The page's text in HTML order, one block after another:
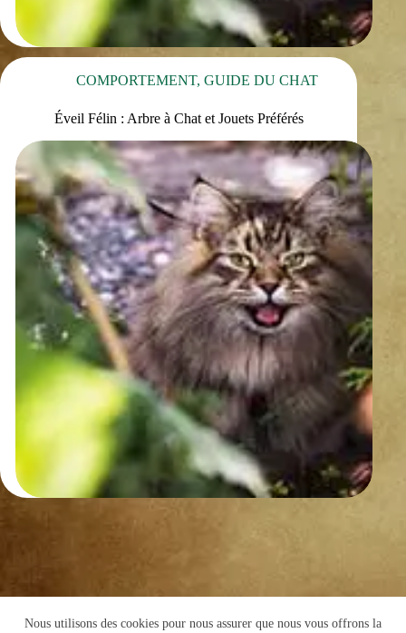
Nous utilisons des cookies pour nous assurer que nous vous offrons la
COMPORTEMENT, GUIDE DU CHAT
Éveil Félin : Arbre à Chat et Jouets Préférés